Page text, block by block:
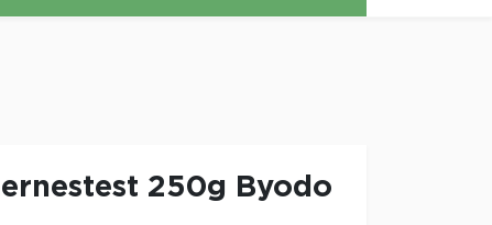
250g Byodo